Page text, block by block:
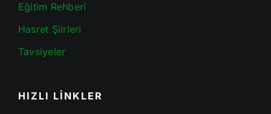
Eğitim Rehberi
Hasret Şiirleri
Tavsiyeler
HIZLI LİNKLER